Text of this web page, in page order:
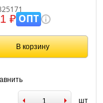
₽ОПТ
В корзину
шт